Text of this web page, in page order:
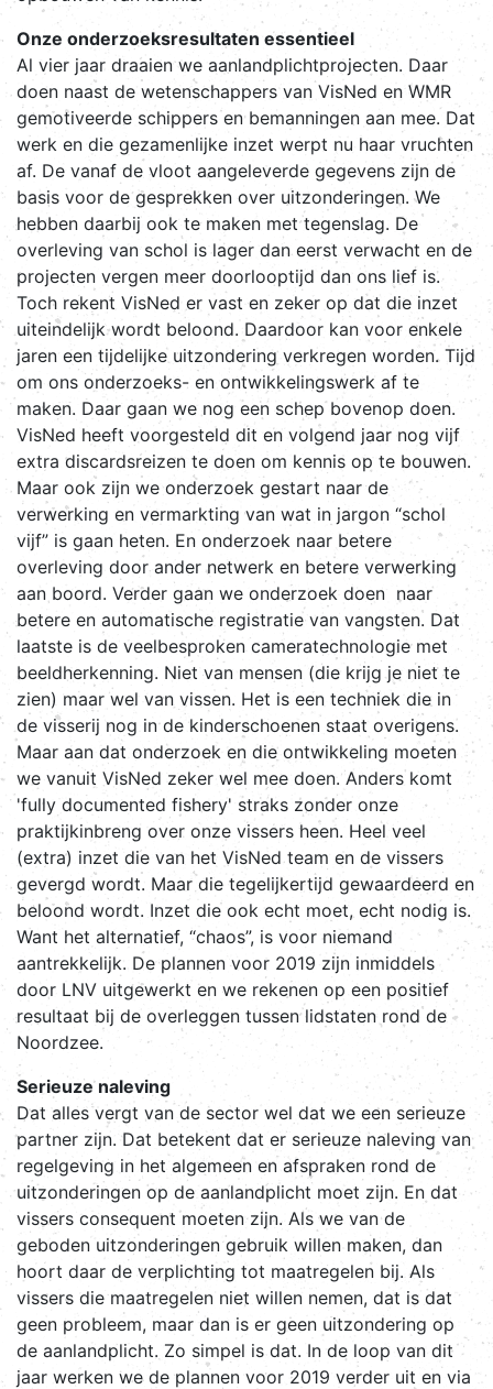
Onze onderzoeksresultaten essentieel
Al vier jaar draaien we aanlandplichtprojecten. Daar
doen naast de wetenschappers van VisNed en WMR
gemotiveerde schippers en bemanningen aan mee. Dat
werk en die gezamenlijke inzet werpt nu haar vruchten
af. De vanaf de vloot aangeleverde gegevens zijn de
basis voor de gesprekken over uitzonderingen. We
hebben daarbij ook te maken met tegenslag. De
overleving van schol is lager dan eerst verwacht en de
projecten vergen meer doorlooptijd dan ons lief is.
Toch rekent VisNed er vast en zeker op dat die inzet
uiteindelijk wordt beloond. Daardoor kan voor enkele
jaren een tijdelijke uitzondering verkregen worden. Tijd
om ons onderzoeks- en ontwikkelingswerk af te
maken. Daar gaan we nog een schep bovenop doen.
VisNed heeft voorgesteld dit en volgend jaar nog vijf
extra discardsreizen te doen om kennis op te bouwen.
Maar ook zijn we onderzoek gestart naar de
verwerking en vermarkting van wat in jargon “schol
vijf” is gaan heten. En onderzoek naar betere
overleving door ander netwerk en betere verwerking
aan boord. Verder gaan we onderzoek doen naar
betere en automatische registratie van vangsten. Dat
laatste is de veelbesproken cameratechnologie met
beeldherkenning. Niet van mensen (die krijg je niet te
zien) maar wel van vissen. Het is een techniek die in
de visserij nog in de kinderschoenen staat overigens.
Maar aan dat onderzoek en die ontwikkeling moeten
we vanuit VisNed zeker wel mee doen. Anders komt
'fully documented fishery' straks zonder onze
praktijkinbreng over onze vissers heen. Heel veel
(extra) inzet die van het VisNed team en de vissers
gevergd wordt. Maar die tegelijkertijd gewaardeerd en
beloond wordt. Inzet die ook echt moet, echt nodig is.
Want het alternatief, “chaos”, is voor niemand
aantrekkelijk. De plannen voor 2019 zijn inmiddels
door LNV uitgewerkt en we rekenen op een positief
resultaat bij de overleggen tussen lidstaten rond de
Noordzee.
Serieuze naleving
Dat alles vergt van de sector wel dat we een serieuze
partner zijn. Dat betekent dat er serieuze naleving van
regelgeving in het algemeen en afspraken rond de
uitzonderingen op de aanlandplicht moet zijn. En dat
vissers consequent moeten zijn. Als we van de
geboden uitzonderingen gebruik willen maken, dan
hoort daar de verplichting tot maatregelen bij. Als
vissers die maatregelen niet willen nemen, dat is dat
geen probleem, maar dan is er geen uitzondering op
de aanlandplicht. Zo simpel is dat. In de loop van dit
jaar werken we de plannen voor 2019 verder uit en via